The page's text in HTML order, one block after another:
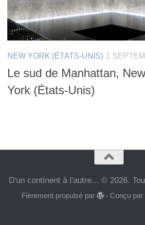
NEW YORK (ÉTATS-UNIS) 1
Le sud de Manhattan,
York (États-Unis)
D'un continent à l'autre... © 2026.
Fièrement propulsé par - Conçu par